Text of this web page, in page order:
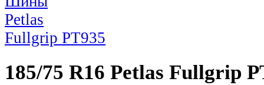
Petlas
Fullgrip PT935
185/75 R16 Petlas Fullgrip